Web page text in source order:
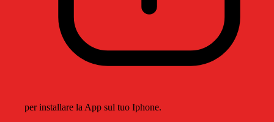
per installare la App sul tuo Iphone.